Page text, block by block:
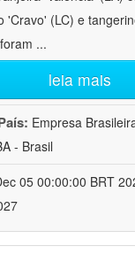
'Cravo' (LC) e
...
leia mais
Empresa
- Brasil
05 00:00:00 BRT